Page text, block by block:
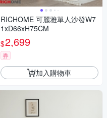
RICHOME 可麗雅單人沙發W7
1xD66xH75CM
$2,699
券
加入購物車